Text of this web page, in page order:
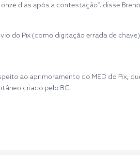
dias após a contestação”, disse Breno
do Pix (como digitação errada de chave)
ao aprimoramento do MED do Pix,
criado pelo BC.